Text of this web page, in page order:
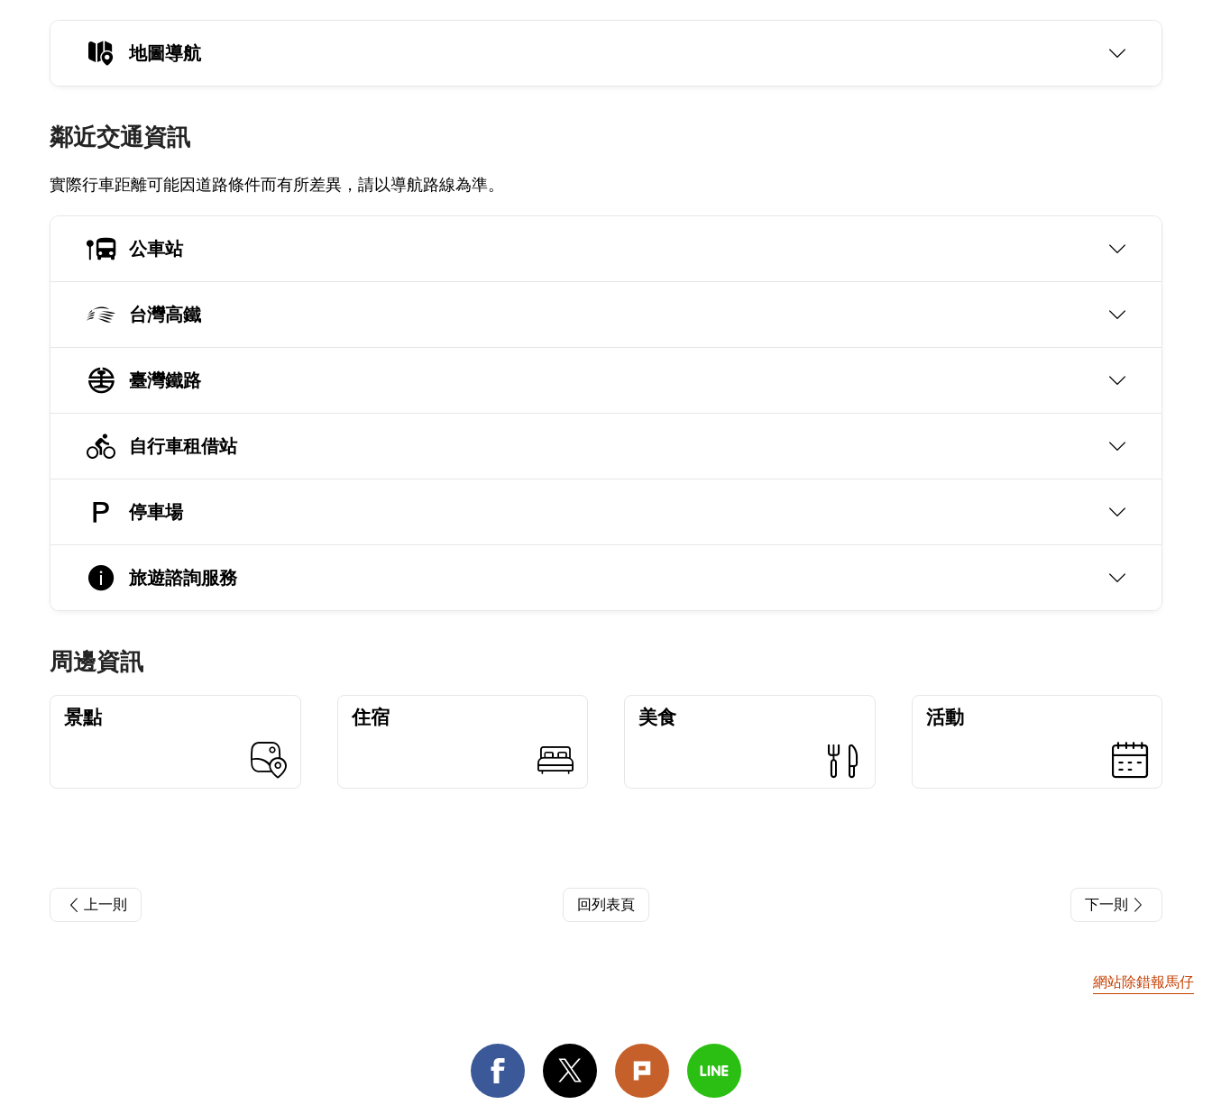
地圖導航
鄰近交通資訊
實際行車距離可能因道路條件而有所差異，請以導航路線為準。
公車站
台灣高鐵
臺灣鐵路
自行車租借站
停車場
旅遊諮詢服務
周邊資訊
景點 住宿 美食 活動
上一則 回列表頁 下一則
網站除錯報馬仔